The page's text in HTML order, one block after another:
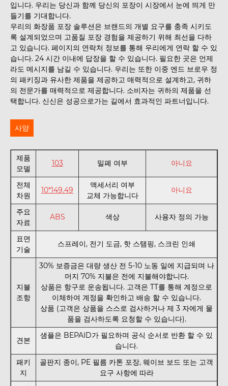
입니다. 우리는 당신과 함께 당신의 포장이 시장에서 눈에 띄게 만
들기를 기대합니다.
우리의 화장품 포장 솔루션은 브랜드의 개별 요구를 충족 시키도
록 설계되었으며 고품질 포장 경험을 제공하기 위해 최선을 다하
고 있습니다. 페이지의 연락처 정보를 통해 우리에게 연락 할 수 있
습니다. 24 시간 이내에 답장을 할 수 있습니다. 필요한 곳은 언제
라도 메시지를 남길 수 있습니다. 우리는 또한 이중 엔드 브로우 정
의 패키징과 유사한 제품을 제공하고 매력적으로 설계하고, 귀하
의 전문가를 매력적으로 제공합니다. 소비자는 귀하의 제품을 선
택합니다. 신신은 성공으로가는 길에서 효과적인 파트너입니다.
사양
제품
모델
103 밀폐 여부 아니요
전체
차원
10*149.49
액세서리 여부
교체 가능합니다
아니요
주요
자료
ABS 색상 사용자 정의 가능
표면
기술
스프레이, 전기 도금, 핫 스탬핑, 스크린 인쇄
지불
조항
30% 보증금은 대량 생산 전 5-10 노동 일에 지급되며 나
머지 70% 지불은 전에 지불해야합니다.
상품은 항구로 운송됩니다. 고객은 TT를 통해 계정으로
이체하여 계정을 확인하고 배송 할 수 있습니다.
상품 (고객은 상품을 스스로 검사하거나 제 3 자에게 물
품을 검사하도록 요청할 수 있습니다).
견본
샘플은 BEPAID가 필요하며 공식 순서로 반환 할 수 있
습니다.
패키
지
골판지 종이, PE 필름 카톤 포장, 웨이브 보드 또는 고객
요구 사항에 따라